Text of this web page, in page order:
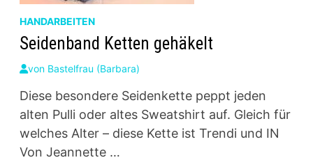
HANDARBEITEN
Seidenband Ketten gehäkelt
von Bastelfrau (Barbara)
Diese besondere Seidenkette peppt jeden
alten Pulli oder altes Sweatshirt auf. Gleich für
welches Alter – diese Kette ist Trendi und IN
Von Jeannette …